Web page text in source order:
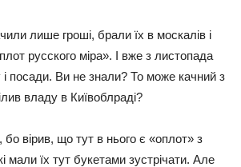
лише гроші, брали їх в москалів і
русского міра». І вже з листопада
посади. Ви не знали? То може качний з
владу в Київоблраді?
бо вірив, що тут в нього є «оплот» з
мали їх тут букетами зустрічати. Але